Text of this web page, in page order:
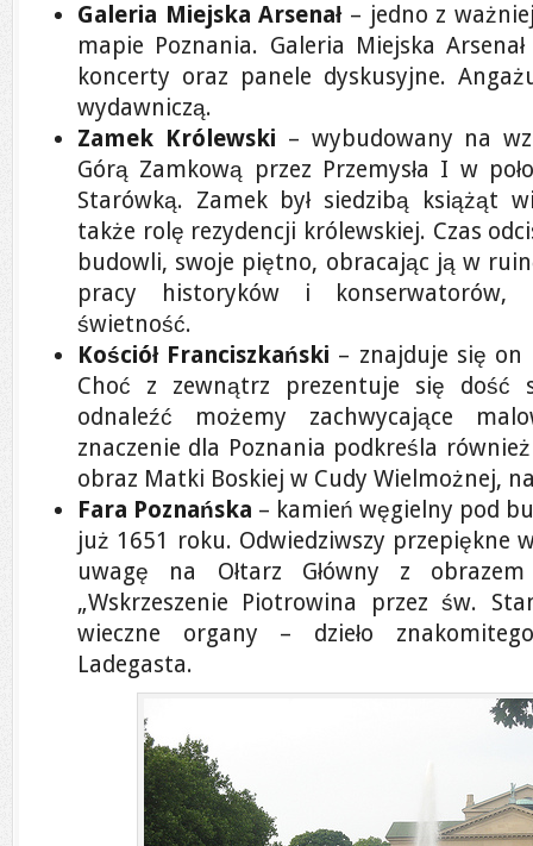
Galeria Miejska Arsenał – jedno z
mapie Poznania. Galeria Miejska
koncerty oraz panele dyskusyjne.
wydawniczą.
Zamek Królewski – wybudowany na
Górą Zamkową przez Przemysła I w
Starówką. Zamek był siedzibą książąt
także rolę rezydencji królewskiej. Czas
budowli, swoje piętno, obracając ją w
pracy historyków i konserwatorów,
świetność.
Kościół Franciszkański – znajduje się on
Choć z zewnątrz prezentuje się dość
odnaleźć możemy zachwycające
znaczenie dla Poznania podkreśla
obraz Matki Boskiej w Cudy Wielmożnej,
Fara Poznańska – kamień węgielny pod
już 1651 roku. Odwiedziwszy przepiękne
uwagę na Ołtarz Główny z
„Wskrzeszenie Piotrowina przez św.
wieczne organy – dzieło
Ladegasta.